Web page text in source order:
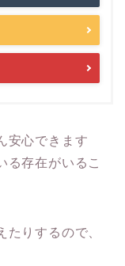
安心できます
る存在がいるこ
りするので、